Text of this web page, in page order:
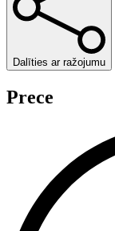
Dalīties ar ražojumu
Prece